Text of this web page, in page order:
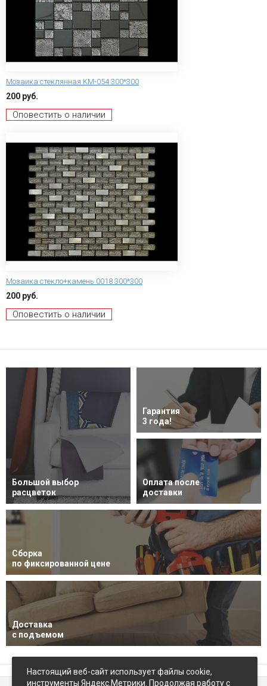
Мозаика стеклянная KM-054 300*300
200 руб.
Оповестить о наличии
Мозаика стекло+камень 0018 300*300
200 руб.
Оповестить о наличии
Большой выбор
расцветок
Гарантия
3 года!
Оплата после
доставки
Сборка
по фиксированной цене
Доставка
с подъемом
Настоящий веб-сайт использует файлы cookie,
инструменты Яндекс.Метрики. Продолжая работу с